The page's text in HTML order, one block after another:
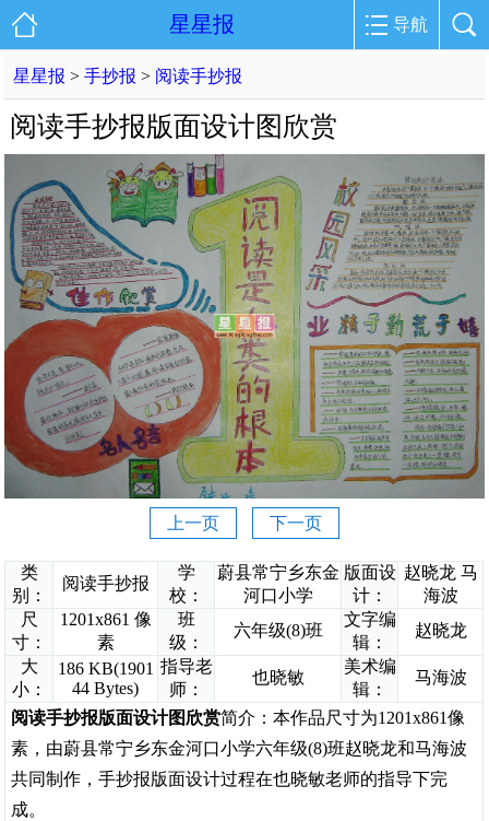
星星报 导航
星星报 >手抄报 > 阅读手抄报
阅读手抄报版面设计图欣赏
上一页 下一页
类
别：
阅读手抄报
学
校：
蔚县常宁乡东金
河口小学
版面设
计：
赵晓龙 马
海波
尺
寸：
1201x861 像
素
班
级：
六年级(8)班
文字编
辑：
赵晓龙
大
小：
186 KB(1901
44 Bytes)
指导老
师：
也晓敏
美术编
辑：
马海波
阅读手抄报版面设计图欣赏简介：本作品尺寸为1201x861像
素，由蔚县常宁乡东金河口小学六年级(8)班赵晓龙和马海波
共同制作，手抄报版面设计过程在也晓敏老师的指导下完
成。